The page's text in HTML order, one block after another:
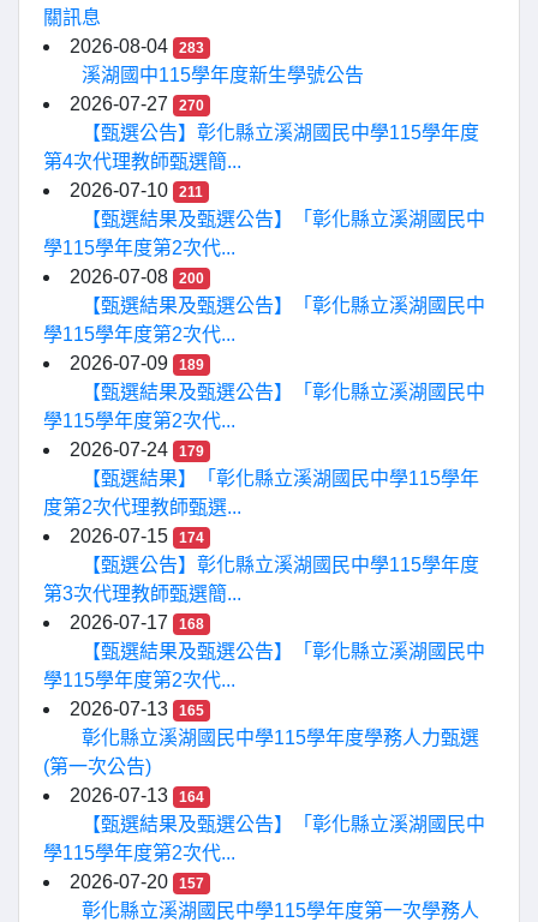
關訊息
2026-08-04
283
溪湖國中115學年度新生學號公告
2026-07-27
270
【甄選公告】彰化縣立溪湖國民中學115學年度
第4次代理教師甄選簡...
2026-07-10
211
【甄選結果及甄選公告】「彰化縣立溪湖國民中
學115學年度第2次代...
2026-07-08
200
【甄選結果及甄選公告】「彰化縣立溪湖國民中
學115學年度第2次代...
2026-07-09
189
【甄選結果及甄選公告】「彰化縣立溪湖國民中
學115學年度第2次代...
2026-07-24
179
【甄選結果】「彰化縣立溪湖國民中學115學年
度第2次代理教師甄選...
2026-07-15
174
【甄選公告】彰化縣立溪湖國民中學115學年度
第3次代理教師甄選簡...
2026-07-17
168
【甄選結果及甄選公告】「彰化縣立溪湖國民中
學115學年度第2次代...
2026-07-13
165
彰化縣立溪湖國民中學115學年度學務人力甄選
(第一次公告)
2026-07-13
164
【甄選結果及甄選公告】「彰化縣立溪湖國民中
學115學年度第2次代...
2026-07-20
157
彰化縣立溪湖國民中學115學年度第一次學務人